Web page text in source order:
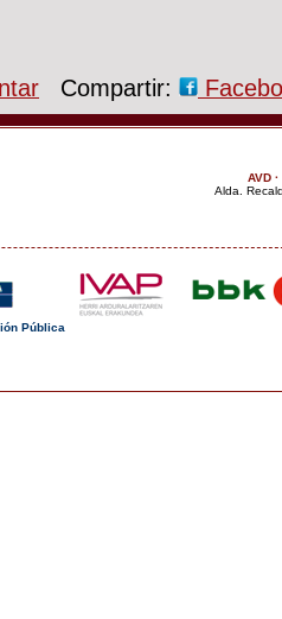
Compartir:
AVD
Alda.
Pública